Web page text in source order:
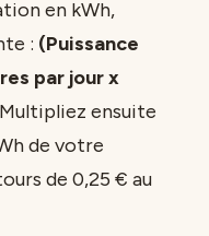
en kWh,
: (Puissance
par jour x
ensuite
de votre
de 0,25 € au